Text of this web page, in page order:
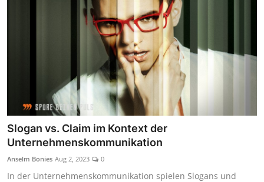
Slogan vs. Claim im Kontext der
Unternehmenskommunikation
Anselm Bonies Aug 2, 2023 0
In der Unternehmenskommunikation spielen Slogans und